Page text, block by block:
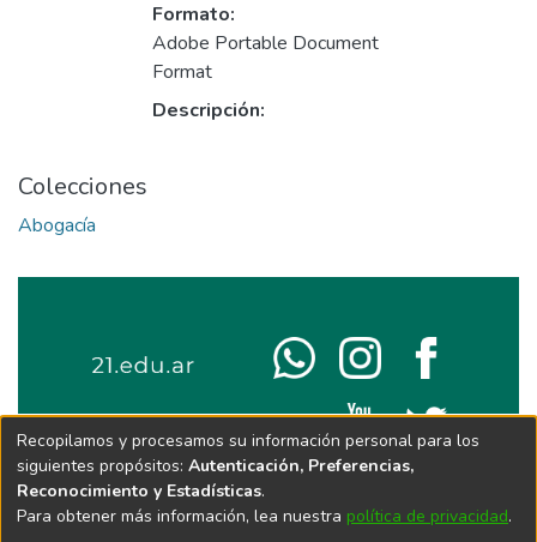
Formato:
Adobe Portable Document
Format
Descripción:
Colecciones
Abogacía
Recopilamos y procesamos su información personal para los
siguientes propósitos: Autenticación, Preferencias,
Reconocimiento y Estadísticas.
Para obtener más información, lea nuestra política de privacidad.